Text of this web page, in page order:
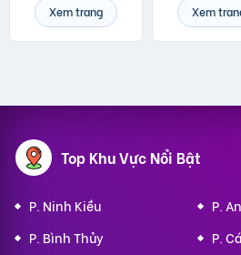
Xem trang Xem
Top Khu Vực Nổi Bật
P. Ninh Kiều
P.
P. Bình Thủy
P.